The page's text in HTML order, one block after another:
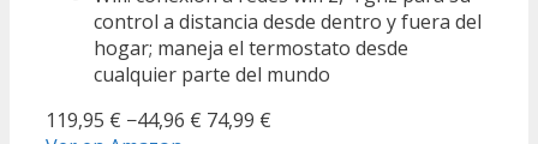
control a distancia desde dentro y fuera del
hogar; maneja el termostato desde
cualquier parte del mundo
119,95 € −44,96 € 74,99 €